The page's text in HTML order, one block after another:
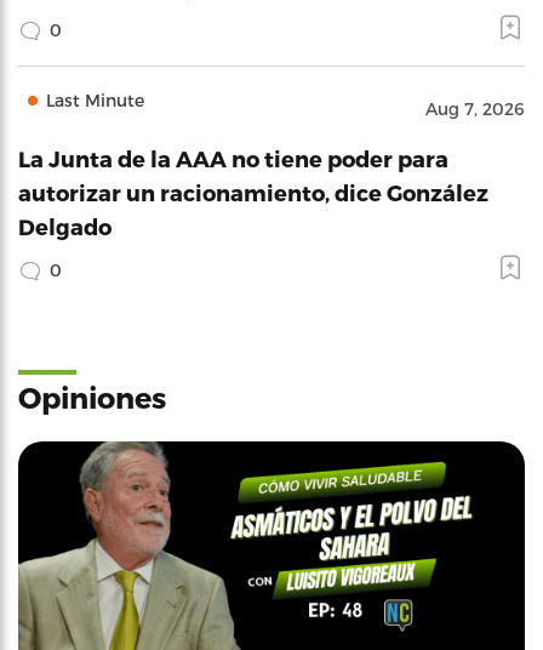
0
Last Minute Aug 7, 2026
La Junta de la AAA no tiene poder para
autorizar un racionamiento, dice González
Delgado
0
Opiniones